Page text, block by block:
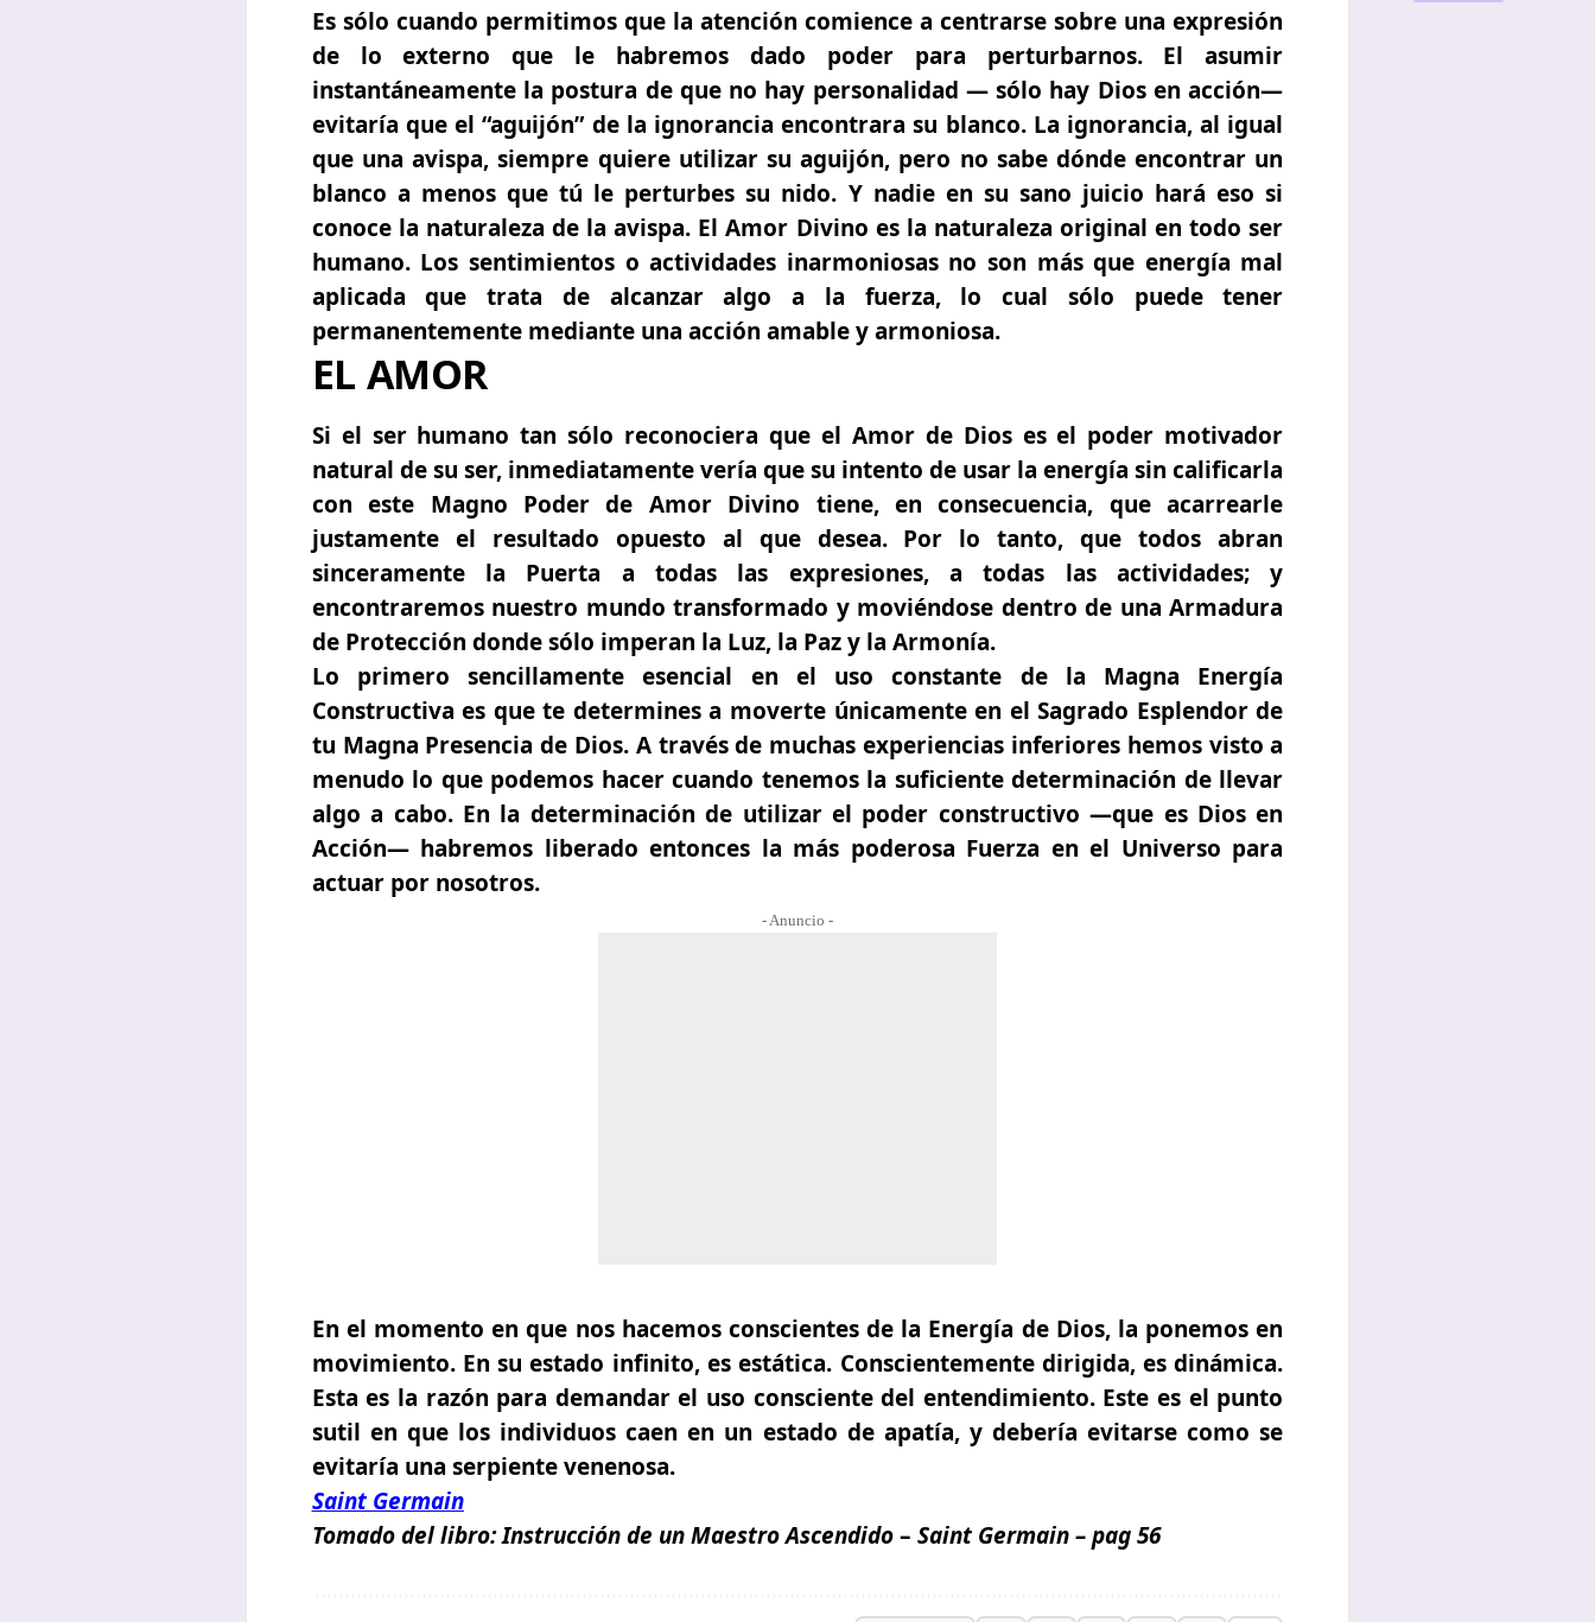
Es sólo cuando permitimos que la atención comience a centrarse sobre una expresión
de lo externo que le habremos dado poder para perturbarnos. El asumir
instantáneamente la postura de que no hay personalidad — sólo hay Dios en acción—
evitaría que el “aguijón” de la ignorancia encontrara su blanco. La ignorancia, al igual
que una avispa, siempre quiere utilizar su aguijón, pero no sabe dónde encontrar un
blanco a menos que tú le perturbes su nido. Y nadie en su sano juicio hará eso si
conoce la naturaleza de la avispa. El Amor Divino es la naturaleza original en todo ser
humano. Los sentimientos o actividades inarmoniosas no son más que energía mal
aplicada que trata de alcanzar algo a la fuerza, lo cual sólo puede tener
permanentemente mediante una acción amable y armoniosa.
EL AMOR
Si el ser humano tan sólo reconociera que el Amor de Dios es el poder motivador
natural de su ser, inmediatamente vería que su intento de usar la energía sin calificarla
con este Magno Poder de Amor Divino tiene, en consecuencia, que acarrearle
justamente el resultado opuesto al que desea. Por lo tanto, que todos abran
sinceramente la Puerta a todas las expresiones, a todas las actividades; y
encontraremos nuestro mundo transformado y moviéndose dentro de una Armadura
de Protección donde sólo imperan la Luz, la Paz y la Armonía.
Lo primero sencillamente esencial en el uso constante de la Magna Energía
Constructiva es que te determines a moverte únicamente en el Sagrado Esplendor de
tu Magna Presencia de Dios. A través de muchas experiencias inferiores hemos visto a
menudo lo que podemos hacer cuando tenemos la suficiente determinación de llevar
algo a cabo. En la determinación de utilizar el poder constructivo —que es Dios en
Acción— habremos liberado entonces la más poderosa Fuerza en el Universo para
actuar por nosotros.
- Anuncio -
En el momento en que nos hacemos conscientes de la Energía de Dios, la ponemos en
movimiento. En su estado infinito, es estática. Conscientemente dirigida, es dinámica.
Esta es la razón para demandar el uso consciente del entendimiento. Este es el punto
sutil en que los individuos caen en un estado de apatía, y debería evitarse como se
evitaría una serpiente venenosa.
Saint Germain
Tomado del libro:Instrucción de un Maestro Ascendido– Saint Germain – pag 56